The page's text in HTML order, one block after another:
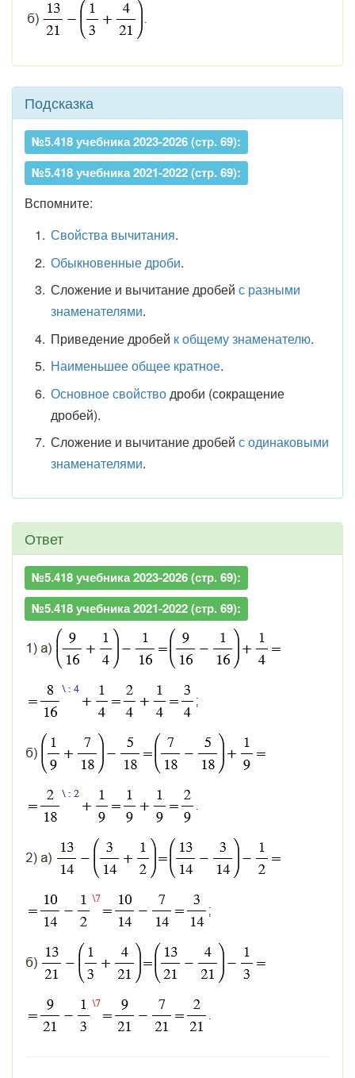
Подсказка
№5.418 учебника 2023-2026 (стр. 69):
№5.418 учебника 2021-2022 (стр. 69):
Вспомните:
Свойства вычитания.
Обыкновенные дроби.
Сложение и вычитание дробей с разными
знаменателями.
Приведение дробей к общему знаменателю.
Наименьшее общее кратное.
Основное свойстводроби (сокращение
дробей).
Сложение и вычитание дробей с одинаковыми
знаменателями.
Ответ
№5.418 учебника 2023-2026 (стр. 69):
№5.418 учебника 2021-2022 (стр. 69):